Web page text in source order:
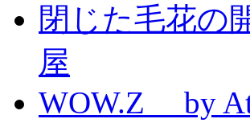
閉じた毛花の
屋
WOW.Z by